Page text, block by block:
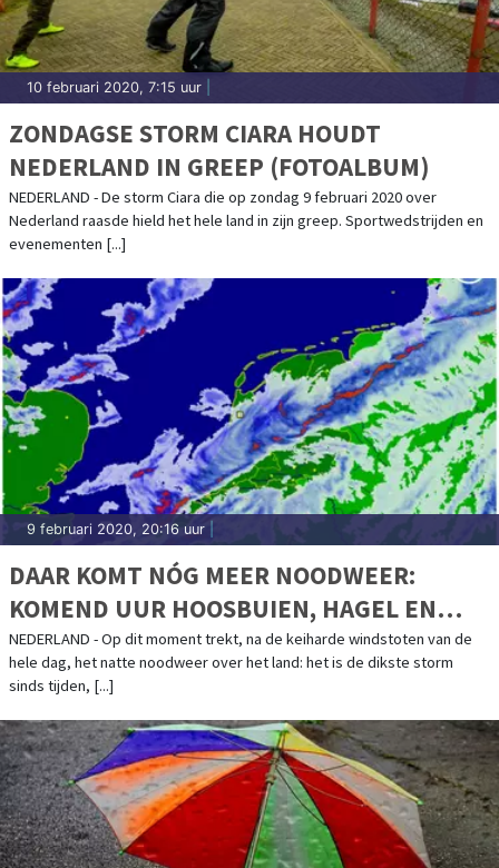
10 februari 2020, 7:15 uur
ZONDAGSE STORM CIARA HOUDT
NEDERLAND IN GREEP (FOTOALBUM)
NEDERLAND - De storm Ciara die op zondag 9 februari 2020 over
Nederland raasde hield het hele land in zijn greep. Sportwedstrijden en
evenementen [...]
9 februari 2020, 20:16 uur
DAAR KOMT NÓG MEER NOODWEER:
KOMEND UUR HOOSBUIEN, HAGEL EN
ONWEER
NEDERLAND - Op dit moment trekt, na de keiharde windstoten van de
hele dag, het natte noodweer over het land: het is de dikste storm
sinds tijden, [...]